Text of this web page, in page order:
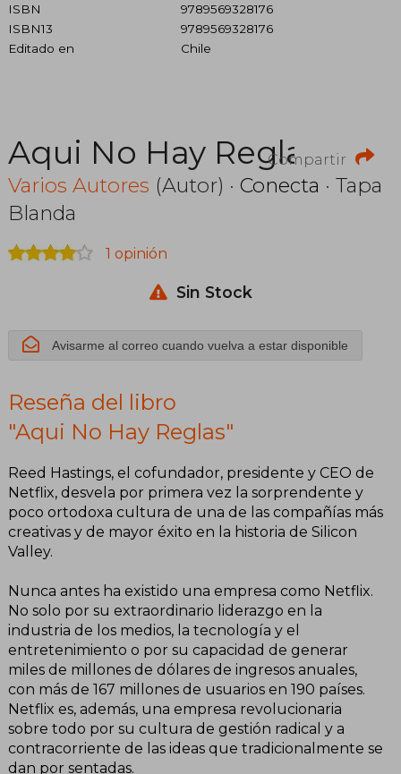
ISBN
9789569328176
ISBN13
9789569328176
Editado en
Chile
Compartir
Aqui No Hay Reglas
Varios Autores (Autor) · Conecta · Tapa
Blanda
1 opinión
Sin Stock
Avisarme al correo cuando vuelva a estar disponible
Reseña del libro
"Aqui No Hay Reglas"
Reed Hastings, el cofundador, presidente y CEO de
Netflix, desvela por primera vez la sorprendente y
poco ortodoxa cultura de una de las compañías más
creativas y de mayor éxito en la historia de Silicon
Valley.
Nunca antes ha existido una empresa como Netflix.
No solo por su extraordinario liderazgo en la
industria de los medios, la tecnología y el
entretenimiento o por su capacidad de generar
miles de millones de dólares de ingresos anuales,
con más de 167 millones de usuarios en 190 países.
Netflix es, además, una empresa revolucionaria
sobre todo por su cultura de gestión radical y a
contracorriente de las ideas que tradicionalmente se
dan por sentadas.